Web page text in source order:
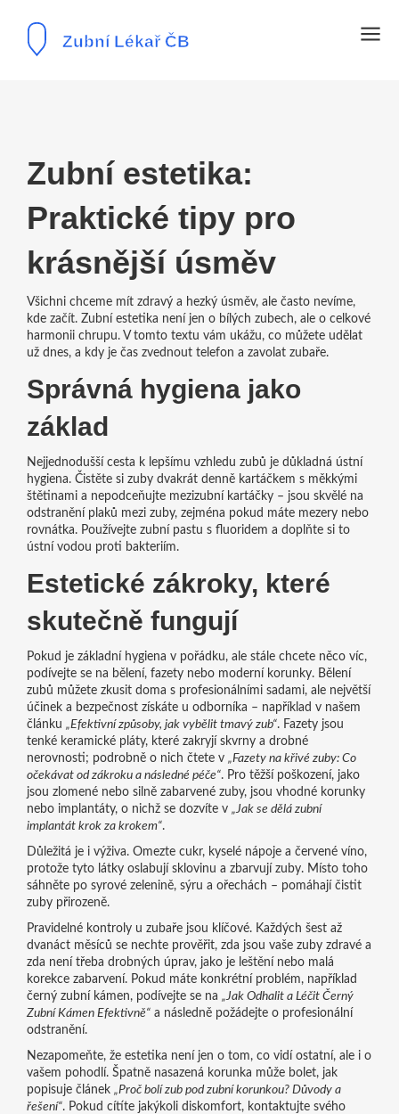
Zubní estetika:
Praktické tipy pro
krásnější úsměv
Všichni chceme mít zdravý a hezký úsměv, ale často nevíme,
kde začít. Zubní estetika není jen o bílých zubech, ale o celkové
harmonii chrupu. V tomto textu vám ukážu, co můžete udělat
už dnes, a kdy je čas zvednout telefon a zavolat zubaře.
Správná hygiena jako
základ
Nejjednodušší cesta k lepšímu vzhledu zubů je důkladná ústní
hygiena. Čistěte si zuby dvakrát denně kartáčkem s měkkými
štětinami a nepodceňujte mezizubní kartáčky – jsou skvělé na
odstranění plaků mezi zuby, zejména pokud máte mezery nebo
rovnátka. Používejte zubní pastu s fluoridem a doplňte si to
ústní vodou proti bakteriím.
Estetické zákroky, které
skutečně fungují
Pokud je základní hygiena v pořádku, ale stále chcete něco víc,
podívejte se na bělení, fazety nebo moderní korunky. Bělení
zubů můžete zkusit doma s profesionálními sadami, ale největší
účinek a bezpečnost získáte u odborníka – například v našem
článku „Efektivní způsoby, jak vybělit tmavý zub“. Fazety jsou
tenké keramické pláty, které zakryjí skvrny a drobné
nerovnosti; podrobně o nich čtete v „Fazety na křivé zuby: Co
očekávat od zákroku a následné péče“. Pro těžší poškození, jako
jsou zlomené nebo silně zabarvené zuby, jsou vhodné korunky
nebo implantáty, o nichž se dozvíte v „Jak se dělá zubní
implantát krok za krokem“.
Důležitá je i výživa. Omezte cukr, kyselé nápoje a červené víno,
protože tyto látky oslabují sklovinu a zbarvují zuby. Místo toho
sáhněte po syrové zelenině, sýru a ořechách – pomáhají čistit
zuby přirozeně.
Pravidelné kontroly u zubaře jsou klíčové. Každých šest až
dvanáct měsíců se nechte prověřit, zda jsou vaše zuby zdravé a
zda není třeba drobných úprav, jako je leštění nebo malá
korekce zabarvení. Pokud máte konkrétní problém, například
černý zubní kámen, podívejte se na „Jak Odhalit a Léčit Černý
Zubní Kámen Efektivně“a následně požádejte o profesionální
odstranění.
Nezapomeňte, že estetika není jen o tom, co vidí ostatní, ale i o
vašem pohodlí. Špatně nasazená korunka může bolet, jak
popisuje článek „Proč bolí zub pod zubní korunkou? Důvody a
řešení“. Pokud cítíte jakýkoli diskomfort, kontaktujte svého